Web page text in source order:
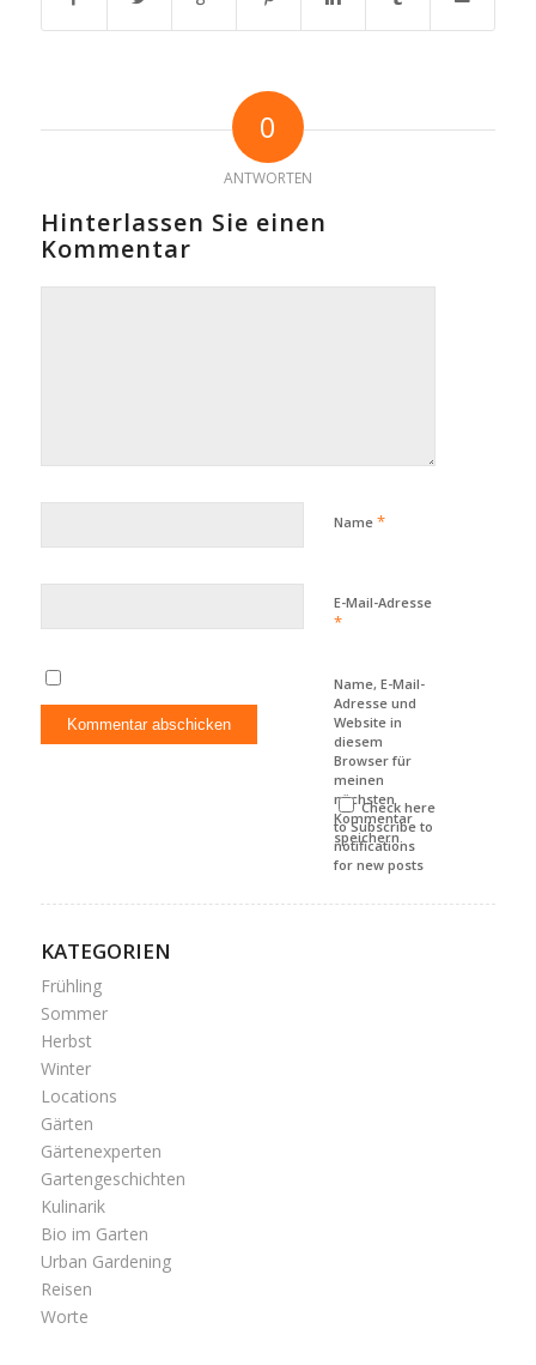
0
ANTWORTEN
Hinterlassen Sie einen
Kommentar
Name *
E-Mail-Adresse
*
Name, E-Mail-
Adresse und
Website in
diesem
Browser für
meinen
nächsten
Kommentar
speichern.
Check here
to Subscribe to
notifications
for new posts
KATEGORIEN
Frühling
Sommer
Herbst
Winter
Locations
Gärten
Gärtenexperten
Gartengeschichten
Kulinarik
Bio im Garten
Urban Gardening
Reisen
Worte